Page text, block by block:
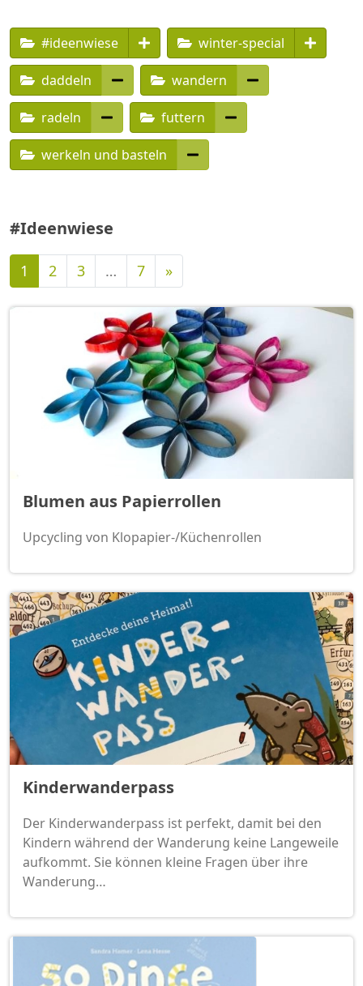
#ideenwiese winter-special
daddeln wandern
radeln futtern
werkeln und basteln
#Ideenwiese
1 2 3 … 7 »Nächste
Blumen aus Papierrollen
Upcycling von Klopapier-/Küchenrollen
Kinderwanderpass
Der Kinderwanderpass ist perfekt, damit bei den
Kindern während der Wanderung keine Langeweile
aufkommt. Sie können kleine Fragen über ihre
Wanderung…